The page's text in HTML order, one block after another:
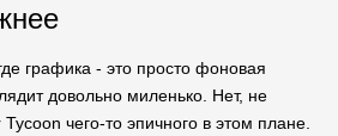
графика - это просто фоновая
довольно миленько. Нет, не
чего-то эпичного в этом плане.